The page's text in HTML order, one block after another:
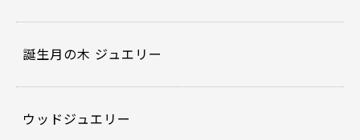
誕生月の木 ジュエリー
ウッドジュエリー